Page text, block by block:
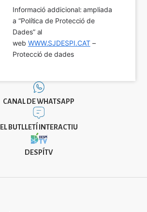
Informació addicional: ampliada
a “Política de Protecció de
Dades” al
web WWW.SJDESPI.CAT –
Protecció de dades
CANAL DE WHATSAPP
EL BUTLLETÍ INTERACTIU
DESPÍTV